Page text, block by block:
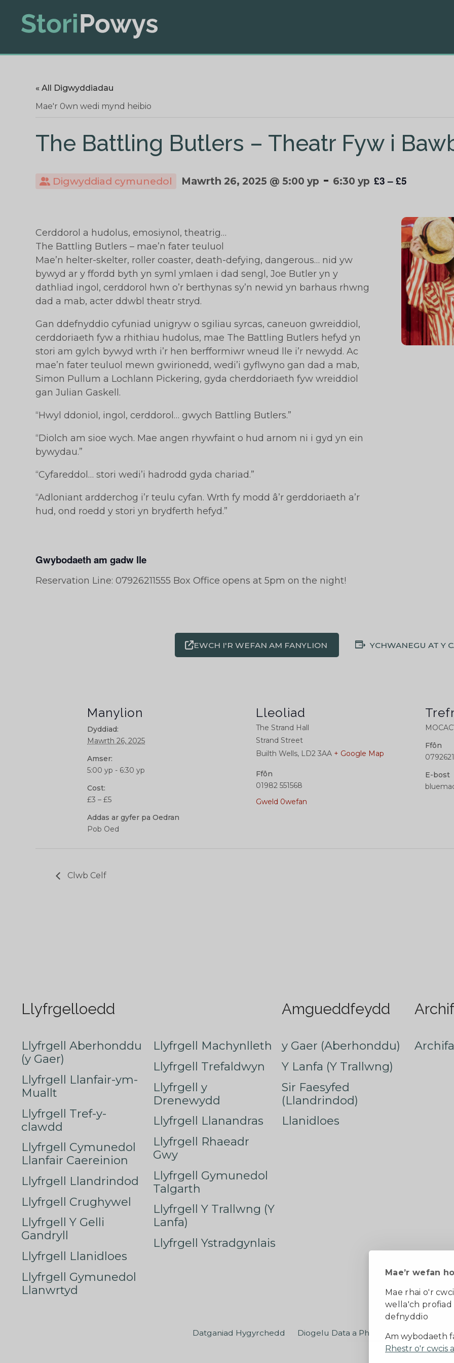
Mae’r wefan
Mae rhai o'r
wella'ch profiad
defnyddio
Am wybodaeth
Rhestr o'r cwcis
« All Digwyddiadau
Mae'r 0wn wedi mynd heibio
The Battling Butlers – Theatr Fyw i
Digwyddiad cymunedol Mawrth 26, 2025 @ 5:00 yp - 6:30 yp £3 – £5
Cerddorol a hudolus, emosiynol, theatrig…
The Battling Butlers – mae’n fater teuluol
Mae’n helter-skelter, roller coaster, death-defying, dangerous… nid yw
bywyd ar y ffordd byth yn syml ymlaen i dad sengl, Joe Butler yn y
dathliad ingol, cerddorol hwn o’r berthynas sy’n newid yn barhaus rhwng
dad a mab, acter ddwbl theatr stryd.
Gan ddefnyddio cyfuniad unigryw o sgiliau syrcas, caneuon gwreiddiol,
cerddoriaeth fyw a rhithiau hudolus, mae The Battling Butlers hefyd yn
stori am gylch bywyd wrth i’r hen berfformiwr wneud lle i’r newydd. Ac
mae’n fater teuluol mewn gwirionedd, wedi’i gyflwyno gan dad a mab,
Simon Pullum a Lochlann Pickering, gyda cherddoriaeth fyw wreiddiol
gan Julian Gaskell.
“Hwyl ddoniol, ingol, cerddorol… gwych Battling Butlers.”
“Diolch am sioe wych. Mae angen rhywfaint o hud arnom ni i gyd yn ein
bywydau.”
“Cyfareddol… stori wedi’i hadrodd gyda chariad.”
“Adloniant ardderchog i’r teulu cyfan. Wrth fy modd â’r gerddoriaeth a’r
hud, ond roedd y stori yn brydferth hefyd.”
Gwybodaeth am gadw lle
Reservation Line: 07926211555 Box Office opens at 5pm on the night!
EWCH I'R WEFAN AM FANYLION YCHWANEGU AT Y
Manylion
Dyddiad:
Mawrth 26, 2025
Amser:
5:00 yp - 6:30 yp
Cost:
£3 – £5
Addas ar gyfer pa Oedran
Pob Oed
Lleoliad
The Strand Hall
Strand Street
Builth Wells, LD2 3AA + Google Map
Ffôn
01982 551568
Gweld 0wefan
Ffôn
E-bost
Clwb Celf
Llyfrgelloedd
Llyfrgell Aberhonddu
(y Gaer)
Llyfrgell Llanfair-ym-
Muallt
Llyfrgell Tref-y-
clawdd
Llyfrgell Cymunedol
Llanfair Caereinion
Llyfrgell Llandrindod
Llyfrgell Crughywel
Llyfrgell Y Gelli
Gandryll
Llyfrgell Llanidloes
Llyfrgell Gymunedol
Llanwrtyd
Llyfrgell Machynlleth
Llyfrgell Trefaldwyn
Llyfrgell y
Drenewydd
Llyfrgell Llanandras
Llyfrgell Rhaeadr
Gwy
Llyfrgell Gymunedol
Talgarth
Llyfrgell Y Trallwng (Y
Lanfa)
Llyfrgell Ystradgynlais
Amgueddfeydd
y Gaer (Aberhonddu)
Y Lanfa (Y Trallwng)
Sir Faesyfed
(Llandrindod)
Llanidloes
Datganiad Hygyrchedd Diogelu Data a Phreifatrwydd